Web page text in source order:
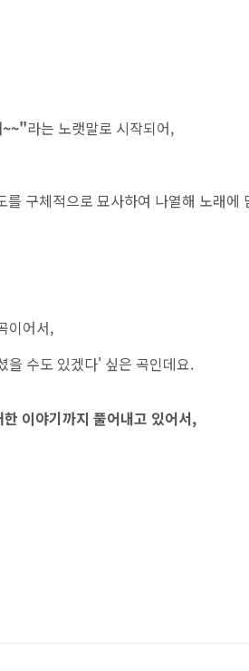
~~"라는 노랫말로 시작되어,
구체적으로 묘사하여 나열해 노래에
이어서,
을 수도 있겠다' 싶은 곡인데요.
이야기까지 풀어내고 있어서,